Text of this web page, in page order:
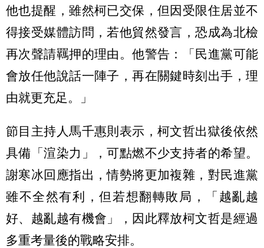
他也提醒，雖然柯已交保，但因受限住居並不
得接受媒體訪問，若他貿然發言，恐成為北檢
再次聲請羈押的理由。他警告：「民進黨可能
會放任他說話一陣子，再在關鍵時刻出手，理
由就更充足。」
節目主持人馬千惠則表示，柯文哲出獄後依然
具備「渲染力」，可點燃不少支持者的希望。
謝寒冰回應指出，情勢將更加複雜，對民進黨
雖不全然有利，但若想翻轉敗局，「越亂越
好、越亂越有機會」，因此釋放柯文哲是經過
多重考量後的戰略安排。